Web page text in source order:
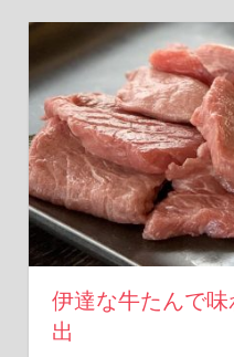
伊達な牛たんで
出